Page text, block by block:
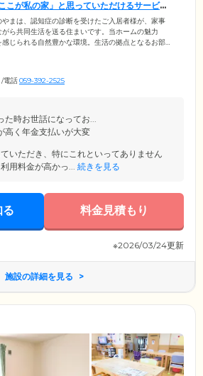
こが私の家」と思っていただけるサービス
まは、認知症の診断を受けたご入居者様が、家事
ら共同生活を送る住まいです。当ホームの魅力
じられる自然豊かな環境。生活の拠点となるお部
ち込みが可能なため、自分らしい空間づくりをお
しいただけます。当ホームはご入居者様に「ここ
/電話059-392-2525
た時お世話になってお...
高く年金支払いが大変
いただき、特にこれといってありません
用料金が高かっ... 続きを見る
る 料金見積もり
※2026/03/24更新
施設の詳細を見る